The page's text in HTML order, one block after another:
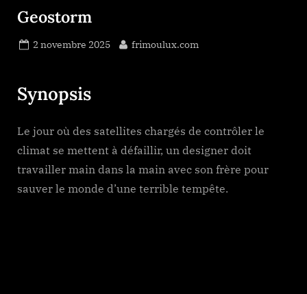
Geostorm
Posted
2 novembre 2025 By
frimoulux.com
Synopsis
Le jour où des satellites chargés de contrôler le
climat se mettent à défaillir, un designer doit
travailler main dans la main avec son frère pour
sauver le monde d’une terrible tempête.